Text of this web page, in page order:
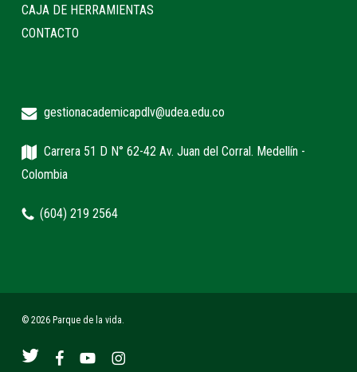
CAJA DE HERRAMIENTAS
CONTACTO
gestionacademicapdlv@udea.edu.co
Carrera 51 D N° 62-42 Av. Juan del Corral. Medellín -
Colombia
(604) 219 2564
© 2026 Parque de la vida.
twitter facebookyoutube instagram